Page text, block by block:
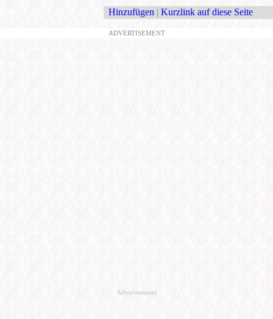
Hinzufügen | Kurzlink auf diese Seite
ADVERTISEMENT
Advertisement